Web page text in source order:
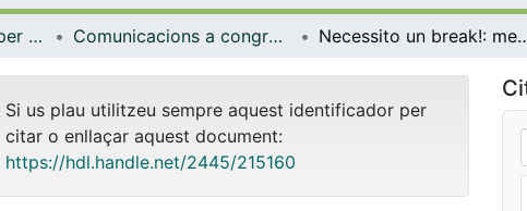
Centre de Recursos per a l'Aprenentatge i la Investigació (CRAI-UB) Comunicacions a congressos / Jornades / Presentacions (CRAI-UB) Necessito un break!: medicina gràfica i
Si us plau utilitzeu sempre aquest identificador per
citar o enllaçar aquest document:
https://hdl.handle.net/2445/215160